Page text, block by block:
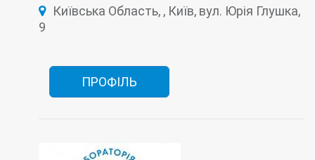
Інфекційна лабораторія
Тиреоїдна лабораторія
Цитологічна лабораторія
Київська Область, , Київ, вул. Юрія Глушка,
9
ПРОФІЛЬ